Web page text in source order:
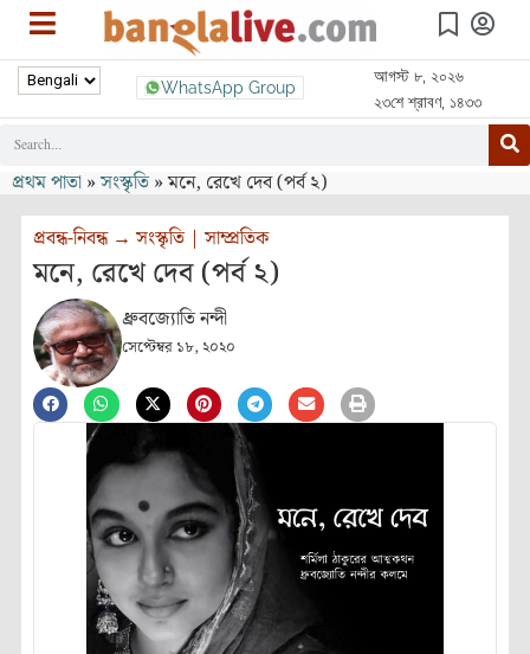
WhatsApp Group
আগস্ট ৮, ২০২৬
২৩শে শ্রাবণ, ১৪৩৩
প্রথম পাতা »সংস্কৃতি»মনে, রেখে দেব (পর্ব ২)
প্রবন্ধ-নিবন্ধ→সংস্কৃতি|সাম্প্রতিক
মনে, রেখে দেব (পর্ব ২)
ধ্রুবজ্যোতি নন্দী
সেপ্টেম্বর ১৮, ২০২০